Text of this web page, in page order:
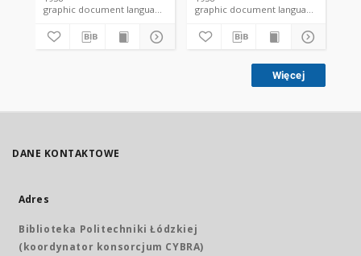
graphic document language document
graphic document language
Więcej
DANE KONTAKTOWE
Adres
Biblioteka Politechniki Łódzkiej
(koordynator konsorcjum CYBRA)